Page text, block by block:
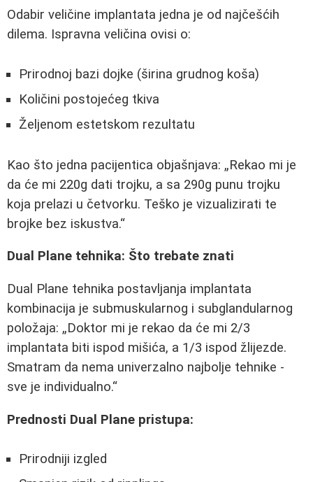
Odabir veličine implantata jedna je od najčešćih
dilema. Ispravna veličina ovisi o:
Prirodnoj bazi dojke (širina grudnog koša)
Količini postojećeg tkiva
Željenom estetskom rezultatu
Kao što jedna pacijentica objašnjava:
Rekao mi je
da će mi 220g dati trojku, a sa 290g punu trojku
koja prelazi u četvorku. Teško je vizualizirati te
brojke bez iskustva.
Dual Plane tehnika: Što trebate znati
Dual Plane tehnika postavljanja implantata
kombinacija je submuskularnog i subglandularnog
položaja:
Doktor mi je rekao da će mi 2/3
implantata biti ispod mišića, a 1/3 ispod žlijezde.
Smatram da nema univerzalno najbolje tehnike -
sve je individualno.
Prednosti Dual Plane pristupa:
Prirodniji izgled